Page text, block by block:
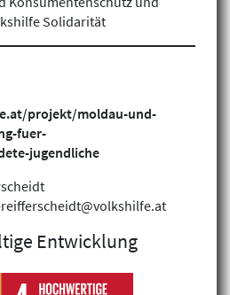
Solidarität
projekt/moldau-und-
fuer-
jugendliche
Entwicklung